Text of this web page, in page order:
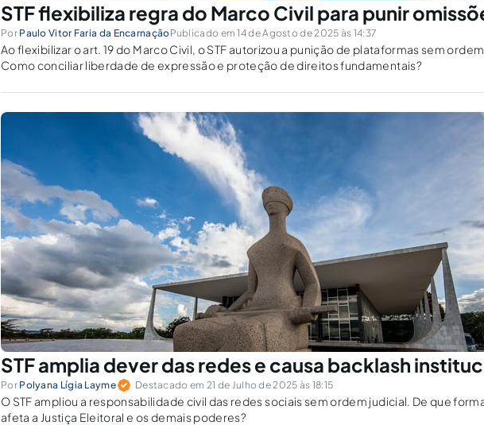
STF flexibiliza regra do Marco Civil para punir
Por Paulo Vitor Faria da EncarnaçãoPublicado em 14 de Agosto de 2025 às 14:37
Ao flexibilizar o art. 19 do Marco Civil, o STF autorizou a punição de plataformas sem
Como conciliar liberdade de expressão e proteção de direitos fundamentais?
STF amplia dever das redes e causa backlash
Por Polyana Lígia Layme Destacado em 21 de Julho de 2025 às 18:15
O STF ampliou a responsabilidade civil das redes sociais sem ordem judicial. De que
afeta a Justiça Eleitoral e os demais poderes?